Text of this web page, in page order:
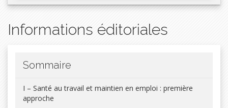
Nomade : consultez votre ouvrage au bureau, en
Ecologique : réduisez votre empreinte carbone
articles
* Jusqu’à la sortie d’une nouvelle édition
** Prix de vente public hors souscription
Informations éditoriales
Sommaire
I – Santé au travail et maintien en emploi : première
approche